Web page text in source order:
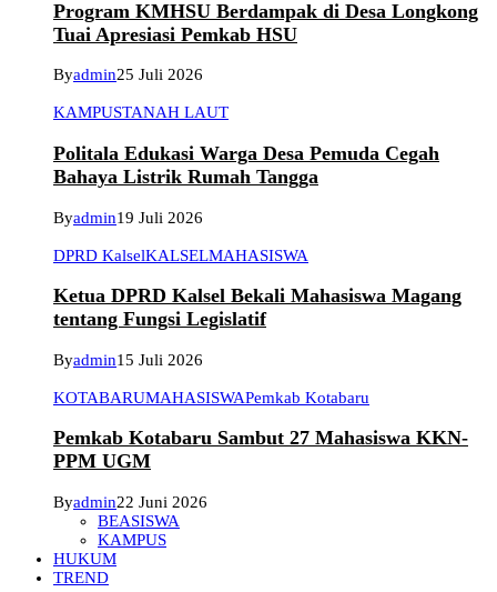
Program KMHSU Berdampak di Desa Longkong
Tuai Apresiasi Pemkab HSU
Byadmin25 Juli 2026
KAMPUSTANAH LAUT
Politala Edukasi Warga Desa Pemuda Cegah
Bahaya Listrik Rumah Tangga
Byadmin19 Juli 2026
DPRD KalselKALSELMAHASISWA
Ketua DPRD Kalsel Bekali Mahasiswa Magang
tentang Fungsi Legislatif
Byadmin15 Juli 2026
KOTABARUMAHASISWAPemkab Kotabaru
Pemkab Kotabaru Sambut 27 Mahasiswa KKN-
PPM UGM
Byadmin22 Juni 2026
BEASISWA
KAMPUS
HUKUM
TREND